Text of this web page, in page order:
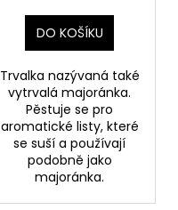
DO KOŠÍKU
Trvalka nazývaná také
vytrvalá majoránka.
Pěstuje se pro
aromatické listy, které
se suší a používají
podobně jako
majoránka.